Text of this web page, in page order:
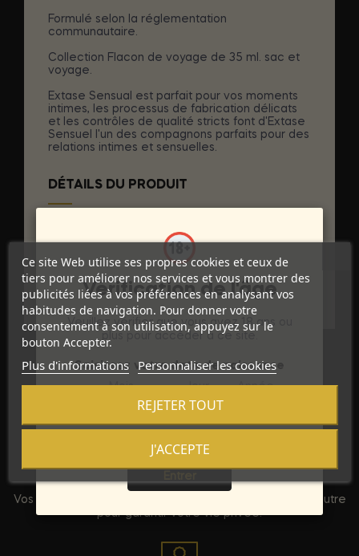
Formulé selon la réglementation
communautaire.
Collection Flacon de voyage de 35 ml. sac et
voyage.
Extase Sensual est parfait pour vos moments
intimes, les processus de fabrication délicats
et les contrôles de qualité stricts font d'Extase
Sensuel l'un des compagnons parfaits pour des
relations intimes et sensuelles.
DÉTAILS DU PRODUIT
Références spécifiques
Discrétion Assurée
Vos commandes sont expédiées dans un emballage neutre
pour garantir votre vie privée.
Ce site Web utilise ses propres cookies et ceux de
tiers pour améliorer nos services et vous montrer des
publicités liées à vos préférences en analysant vos
habitudes de navigation. Pour donner votre
consentement à son utilisation, appuyez sur le
bouton Accepter.
Plus d'informations Personnaliser les cookies
REJETER TOUT
J'ACCEPTE
Vérification de l'âge
Veuillez vérifier que vous avez 18 ans ou
plus pour accéder à ce site.
Saisissez votre date de naissance
Mois
Jour Année
Sortie